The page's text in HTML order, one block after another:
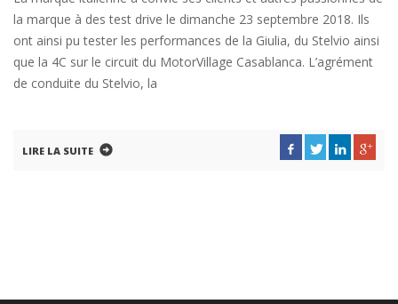
la marque à des test drive le dimanche 23 septembre 2018. Ils
ont ainsi pu tester les performances de la Giulia, du Stelvio ainsi
que la 4C sur le circuit du MotorVillage Casablanca. L’agrément
de conduite du Stelvio, la
LIRE LA SUITE